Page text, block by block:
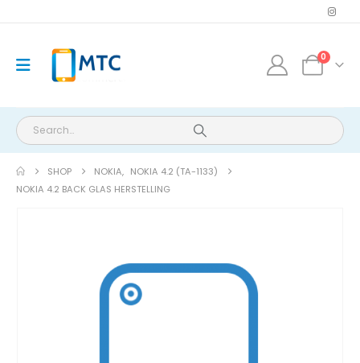
0
SHOP NOKIA, NOKIA 4.2 (TA-1133)
NOKIA 4.2 BACK GLAS HERSTELLING